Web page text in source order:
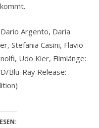
Argento, Daria
Stefania Casini, Flavio
Udo Kier, Filmlänge:
Blu-Ray Release: